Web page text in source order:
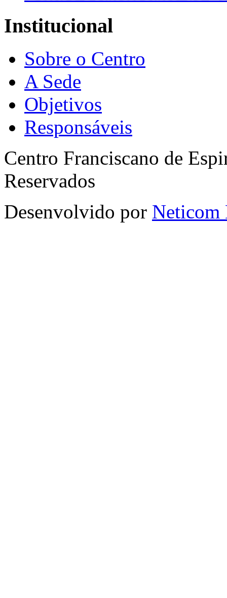
Institucional
Sobre o Centro
A Sede
Objetivos
Responsáveis
Centro Franciscano de
Reservados
Desenvolvido por Neticom